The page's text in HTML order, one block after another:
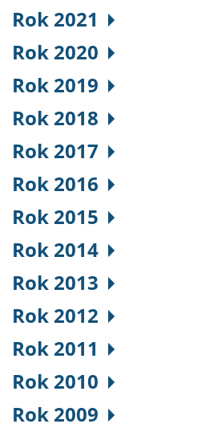
Rok 2021
Rok 2020
Rok 2019
Rok 2018
Rok 2017
Rok 2016
Rok 2015
Rok 2014
Rok 2013
Rok 2012
Rok 2011
Rok 2010
Rok 2009